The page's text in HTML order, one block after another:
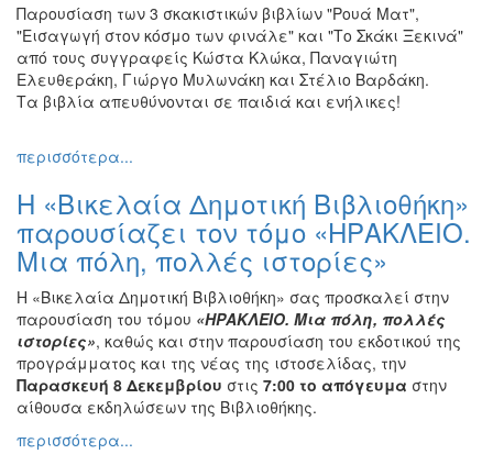
Παρουσίαση των 3 σκακιστικών βιβλίων "Ρουά Ματ",
"Εισαγωγή στον κόσμο των φινάλε" και "Το Σκάκι Ξεκινά"
από τους συγγραφείς Κώστα Κλώκα, Παναγιώτη
Ελευθεράκη, Γιώργο Μυλωνάκη και Στέλιο Βαρδάκη.
Τα βιβλία απευθύνονται σε παιδιά και ενήλικες!
περισσότερα...
Η «Βικελαία Δημοτική Βιβλιοθήκη»
παρουσίαζει τον τόμο «ΗΡΑΚΛΕΙΟ.
Μια πόλη, πολλές ιστορίες»
Η «Βικελαία Δημοτική Βιβλιοθήκη» σας προσκαλεί στην
παρουσίαση του τόμου «ΗΡΑΚΛΕΙΟ. Μια πόλη, πολλές
ιστορίες», καθώς και στην παρουσίαση του εκδοτικού της
προγράμματος και της νέας της ιστοσελίδας, την
Παρασκευή 8 Δεκεμβρίου στις 7:00 το απόγευμα στην
αίθουσα εκδηλώσεων της Βιβλιοθήκης.
περισσότερα...